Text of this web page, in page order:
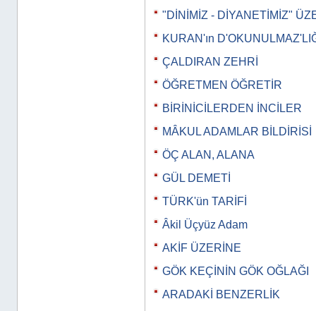
"DİNİMİZ - DİYANETİMİZ"
KURAN'ın
ÇALDIRAN ZEHRİ
ÖĞRETMEN ÖĞRETİR
BİRİNİCİLERDEN İNCİLER
MÂKUL ADAMLAR BİLDİRİSİ
ÖÇ ALAN, ALANA
GÜL DEMETİ
TÜRK'ün TARİFİ
Âkil Üçyüz Adam
AKİF ÜZERİNE
GÖK KEÇİNİN GÖK OĞLAĞI
ARADAKİ BENZERLİK